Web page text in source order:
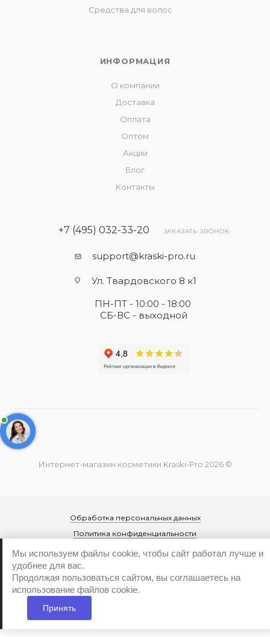
Средства для волос
ИНФОРМАЦИЯ
О компании
Доставка
Оплата
Оптом
Акции
Блог
Контакты
+7 (495) 032-33-20 ЗАКАЗАТЬ ЗВОНОК
support@kraski-pro.ru
Ул. Твардовского 8 к1
ПН-ПТ - 10:00 - 18:00
СБ-ВС - выходной
Интернет-магазин косметики Kraski-Pro 2026 ©
Обработка персональных данных
Политика конфиденциальности
Мы используем файлы cookie, чтобы сайт работал лучше и
удобнее для вас.
Продолжая пользоваться сайтом, вы соглашаетесь на
использование файлов cookie.
Принять